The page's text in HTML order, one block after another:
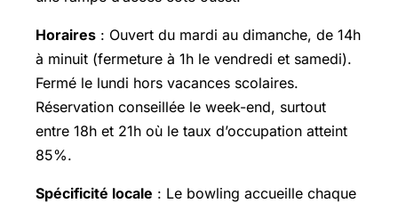
Horaires : Ouvert du mardi au dimanche, de 14h
à minuit (fermeture à 1h le vendredi et samedi).
Fermé le lundi hors vacances scolaires.
Réservation conseillée le week-end, surtout
entre 18h et 21h où le taux d’occupation atteint
85%.
Spécificité locale : Le bowling accueille chaque